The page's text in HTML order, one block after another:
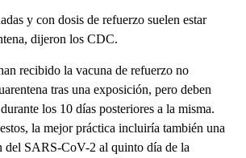
y con dosis de refuerzo suelen estar
dijeron los CDC.
recibido la vacuna de refuerzo no
tras una exposición, pero deben
los 10 días posteriores a la misma.
la mejor práctica incluiría también una
del SARS-CoV-2 al quinto día de la